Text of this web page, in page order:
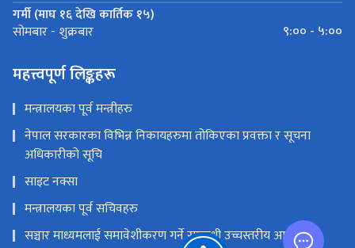
गर्मी (माघ १६ देखि कार्तिक १५)
सोमबार - शुक्रबार ९:०० - ५:००
महत्त्वपूर्ण लिङ्कहरू
मन्त्रालयका पूर्व मन्त्रीहरु
नेपाल सरकारका विभिन्न निकायहरुमा तोकिएका प्रवक्ता र सूचना
अधिकारीको सूचि
साइट नक्सा
मन्त्रालयका पूर्व सचिवहरु
सञ्चार माध्यमलाई समावेशीकरण गर्ने सम्बन्धी उच्चस्तरीय आयोग